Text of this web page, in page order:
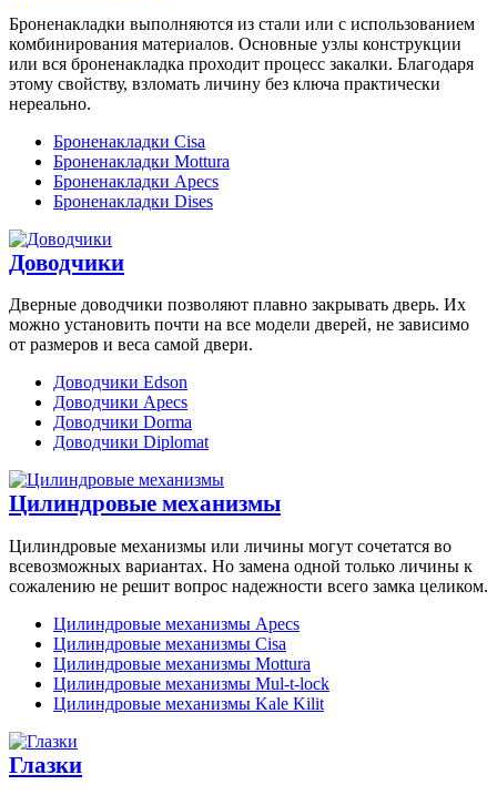
Броненакладки выполняются из стали или с использованием
комбинирования материалов. Основные узлы конструкции
или вся броненакладка проходит процесс закалки. Благодаря
этому свойству, взломать личину без ключа практически
нереально.
Броненакладки Cisa
Броненакладки Mottura
Броненакладки Apecs
Броненакладки Dises
Доводчики
Дверные доводчики позволяют плавно закрывать дверь. Их
можно установить почти на все модели дверей, не зависимо
от размеров и веса самой двери.
Доводчики Edson
Доводчики Apecs
Доводчики Dorma
Доводчики Diplomat
Цилиндровые механизмы
Цилиндровые механизмы или личины могут сочетатся во
всевозможных вариантах. Но замена одной только личины к
сожалению не решит вопрос надежности всего замка целиком.
Цилиндровые механизмы Apecs
Цилиндровые механизмы Cisa
Цилиндровые механизмы Mottura
Цилиндровые механизмы Mul-t-lock
Цилиндровые механизмы Kale Kilit
Глазки